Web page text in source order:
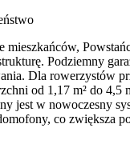
mieszkańców,
Podziemny
Dla rowerzystów
od 1,17 m² do 4,5
jest w nowoczesny
co zwiększa